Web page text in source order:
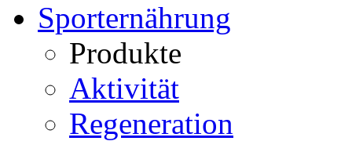
Sporternährung
Produkte
Aktivität
Regeneration